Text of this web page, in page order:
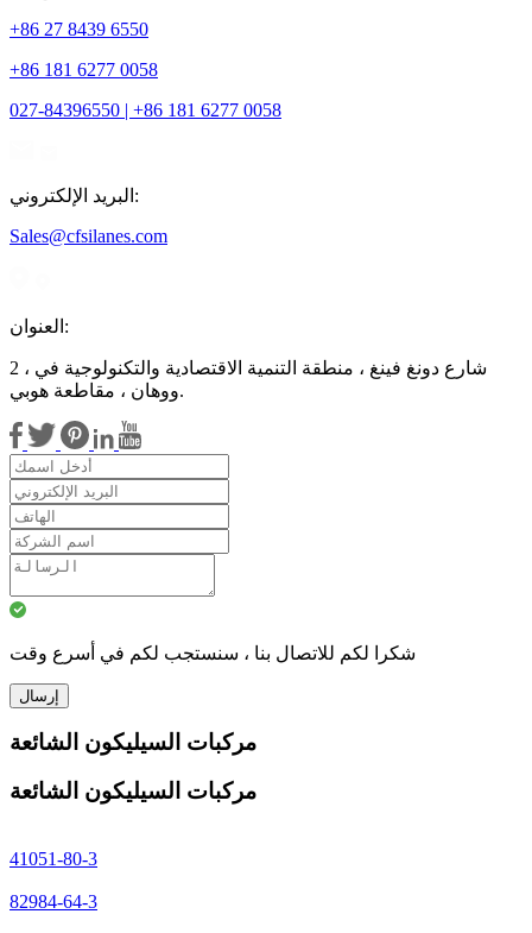
+86 27 8439 6550
+86 181 6277 0058
027-84396550 | +86 181 6277 0058
البريد الإلكتروني:
Sales@cfsilanes.com
العنوان:
2 ، شارع دونغ فينغ ، منطقة التنمية الاقتصادية والتكنولوجية في
ووهان ، مقاطعة هوبي.
شكرا لكم للاتصال بنا ، سنستجب لكم في أسرع وقت
إرسال
مركبات السيليكون الشائعة
مركبات السيليكون الشائعة
41051-80-3
82984-64-3